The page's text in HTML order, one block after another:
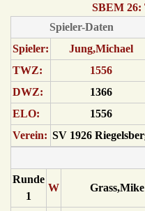
SBEM 26:
Spieler-Daten
Spieler:
Jung,Michael
TWZ:
1556
DWZ:
1366
ELO:
1556
Verein: SV 1926
Runde
1
W Grass,Mike